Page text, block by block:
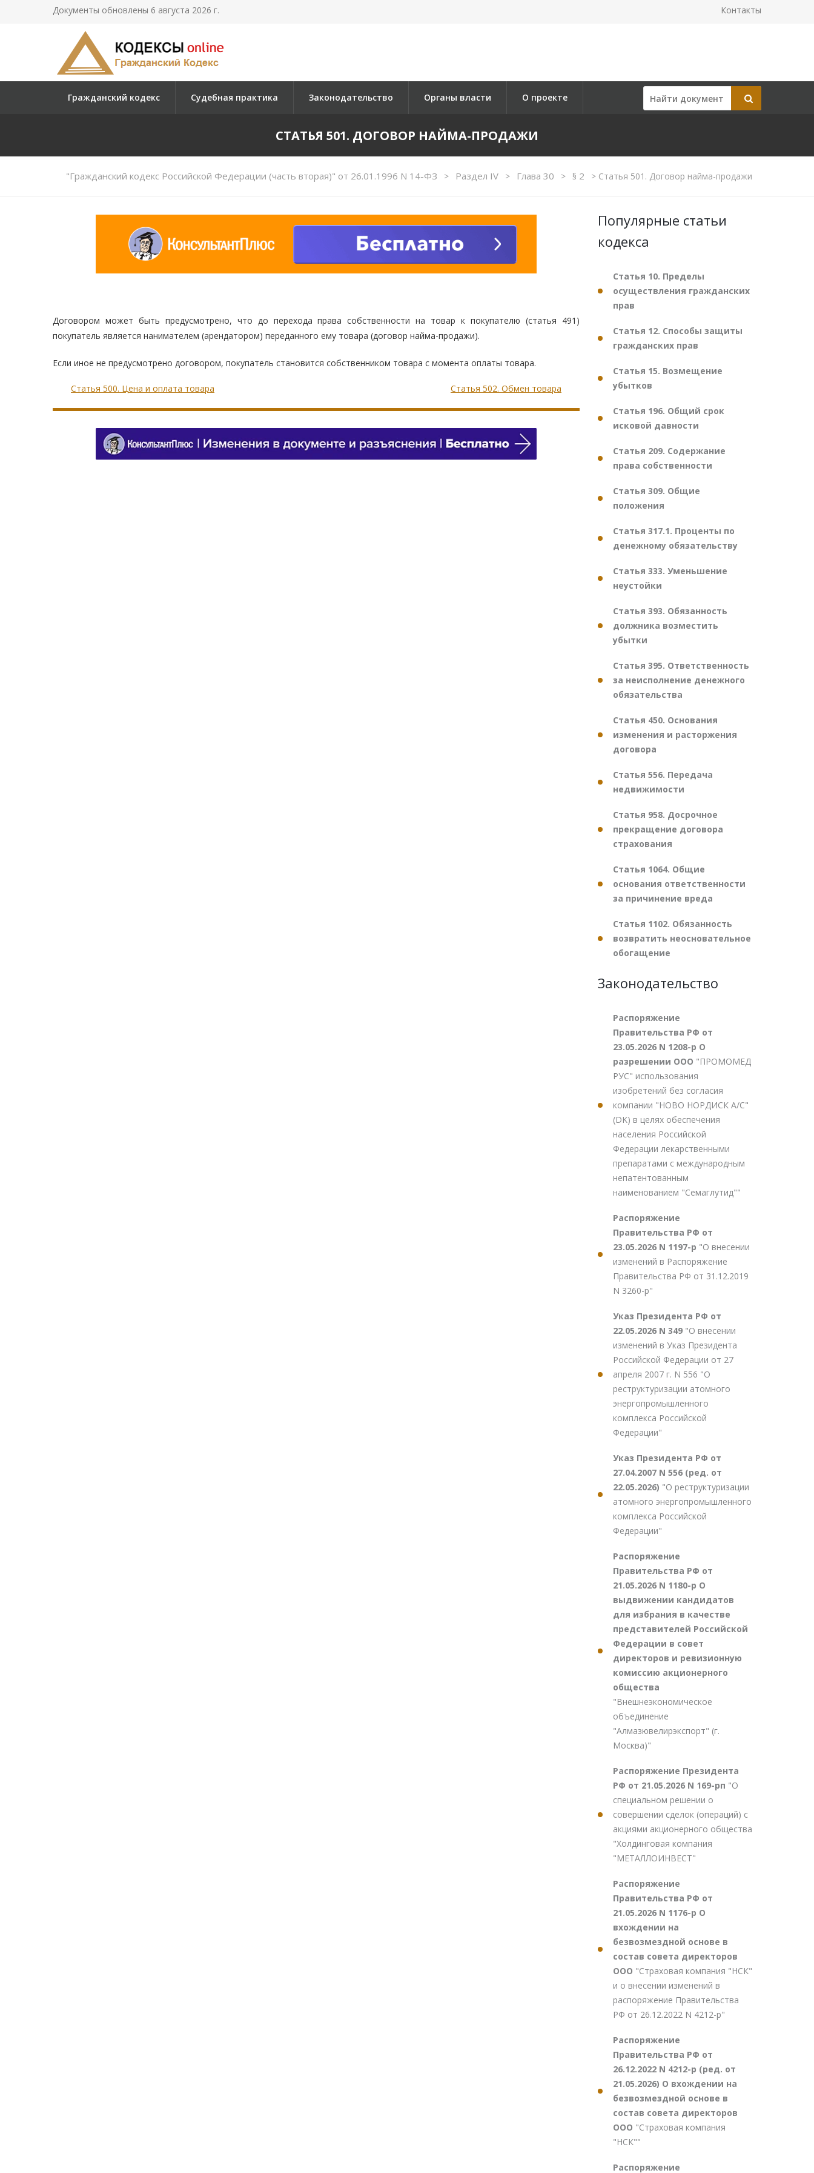
Документы обновлены 6 августа 2026 г. Контакты
Гражданский кодекс Судебная практика Законодательство Органы власти О проекте
СТАТЬЯ 501. ДОГОВОР НАЙМА-ПРОДАЖИ
"Гражданский кодекс Российской Федерации (часть вторая)" от 26.01.1996 N 14-ФЗ > Раздел IV > Глава 30 > § 2 > Статья 501. Договор найма-продажи
Договором может быть предусмотрено, что до перехода права собственности на товар к покупателю (статья 491)
покупатель является нанимателем (арендатором) переданного ему товара (договор найма-продажи).
Если иное не предусмотрено договором, покупатель становится собственником товара с момента оплаты товара.
Статья 500. Цена и оплата товара Статья 502. Обмен товара
Популярные статьи
кодекса
Статья 10. Пределы
осуществления гражданских
прав
Статья 12. Способы защиты
гражданских прав
Статья 15. Возмещение
убытков
Статья 196. Общий срок
исковой давности
Статья 209. Содержание
права собственности
Статья 309. Общие
положения
Статья 317.1. Проценты по
денежному обязательству
Статья 333. Уменьшение
неустойки
Статья 393. Обязанность
должника возместить
убытки
Статья 395. Ответственность
за неисполнение денежного
обязательства
Статья 450. Основания
изменения и расторжения
договора
Статья 556. Передача
недвижимости
Статья 958. Досрочное
прекращение договора
страхования
Статья 1064. Общие
основания ответственности
за причинение вреда
Статья 1102. Обязанность
возвратить неосновательное
обогащение
Законодательство
Распоряжение
Правительства РФ от
23.05.2026 N 1208-р О
разрешении ООО "ПРОМОМЕД
РУС" использования
изобретений без согласия
компании "НОВО НОРДИСК А/С"
(DK) в целях обеспечения
населения Российской
Федерации лекарственными
препаратами с международным
непатентованным
наименованием "Семаглутид""
Распоряжение
Правительства РФ от
23.05.2026 N 1197-р "О внесении
изменений в Распоряжение
Правительства РФ от 31.12.2019
N 3260-р"
Указ Президента РФ от
22.05.2026 N 349 "О внесении
изменений в Указ Президента
Российской Федерации от 27
апреля 2007 г. N 556 "О
реструктуризации атомного
энергопромышленного
комплекса Российской
Федерации"
Указ Президента РФ от
27.04.2007 N 556 (ред. от
22.05.2026) "О реструктуризации
атомного энергопромышленного
комплекса Российской
Федерации"
Распоряжение
Правительства РФ от
21.05.2026 N 1180-р О
выдвижении кандидатов
для избрания в качестве
представителей Российской
Федерации в совет
директоров и ревизионную
комиссию акционерного
общества
"Внешнеэкономическое
объединение
"Алмазювелирэкспорт" (г.
Москва)"
Распоряжение Президента
РФ от 21.05.2026 N 169-рп "О
специальном решении о
совершении сделок (операций) с
акциями акционерного общества
"Холдинговая компания
"МЕТАЛЛОИНВЕСТ"
Распоряжение
Правительства РФ от
21.05.2026 N 1176-р О
вхождении на
безвозмездной основе в
состав совета директоров
ООО "Страховая компания "НСК"
и о внесении изменений в
распоряжение Правительства
РФ от 26.12.2022 N 4212-р"
Распоряжение
Правительства РФ от
26.12.2022 N 4212-р (ред. от
21.05.2026) О вхождении на
безвозмездной основе в
состав совета директоров
ООО "Страховая компания
"НСК""
Распоряжение